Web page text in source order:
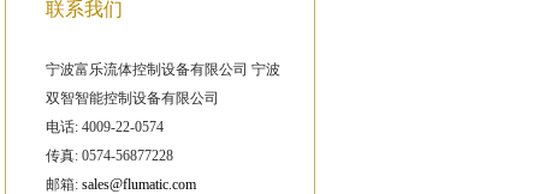
联系我们
宁波富乐流体控制设备有限公司 宁波
双智智能控制设备有限公司
电话: 4009-22-0574
传真: 0574-56877228
邮箱: sales@flumatic.com